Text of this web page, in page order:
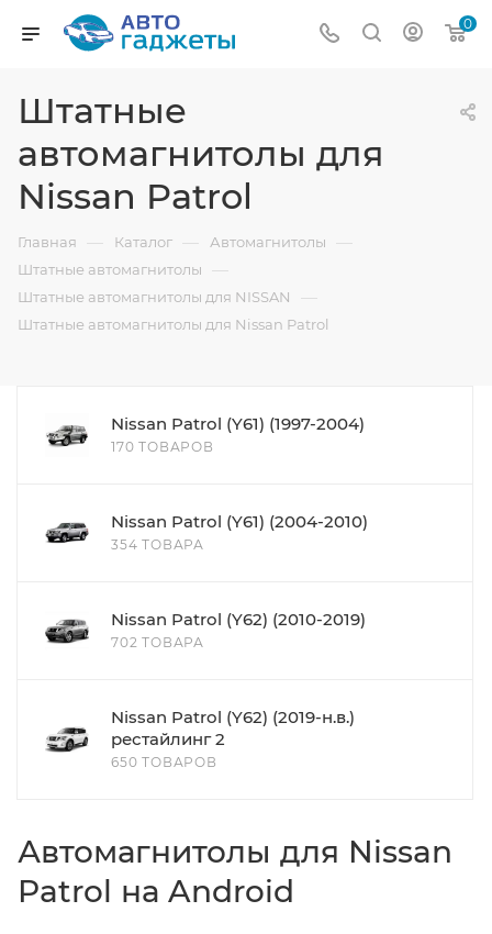
0
Штатные
автомагнитолы для
Nissan Patrol
Главная — Каталог — Автомагнитолы —
Штатные автомагнитолы —
Штатные автомагнитолы для NISSAN —
Штатные автомагнитолы для Nissan Patrol
Nissan Patrol (Y61) (1997-2004)
170 ТОВАРОВ
Nissan Patrol (Y61) (2004-2010)
354 ТОВАРА
Nissan Patrol (Y62) (2010-2019)
702 ТОВАРА
Nissan Patrol (Y62) (2019-н.в.)
рестайлинг 2
650 ТОВАРОВ
Автомагнитолы для Nissan
Patrol на Android